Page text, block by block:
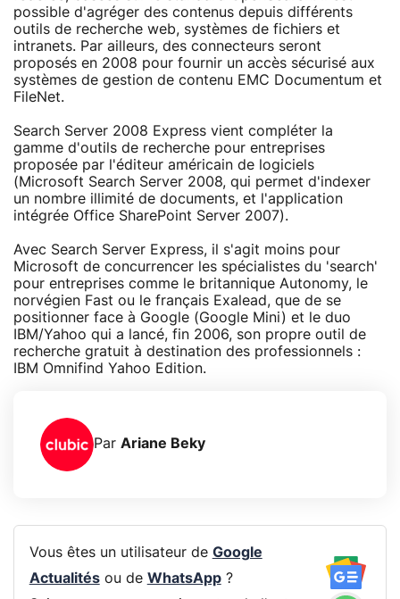
possible d'agréger des contenus depuis différents
outils de recherche web, systèmes de fichiers et
intranets. Par ailleurs, des connecteurs seront
proposés en 2008 pour fournir un accès sécurisé aux
systèmes de gestion de contenu EMC Documentum et
FileNet.
Search Server 2008 Express vient compléter la
gamme d'outils de recherche pour entreprises
proposée par l'éditeur américain de logiciels
(Microsoft Search Server 2008, qui permet d'indexer
un nombre illimité de documents, et l'application
intégrée Office SharePoint Server 2007).
Avec Search Server Express, il s'agit moins pour
Microsoft de concurrencer les spécialistes du 'search'
pour entreprises comme le britannique Autonomy, le
norvégien Fast ou le français Exalead, que de se
positionner face à Google (Google Mini) et le duo
IBM/Yahoo qui a lancé, fin 2006, son propre outil de
recherche gratuit à destination des professionnels :
IBM Omnifind Yahoo Edition.
Par Ariane Beky
Vous êtes un utilisateur de Google
Actualitésou de WhatsApp?